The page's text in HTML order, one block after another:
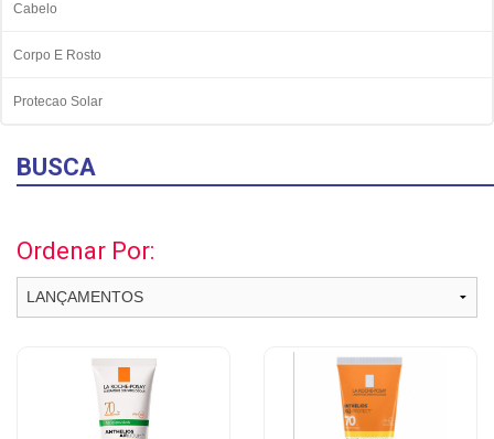
Cabelo
Corpo E Rosto
Protecao Solar
BUSCA
Ordenar Por: